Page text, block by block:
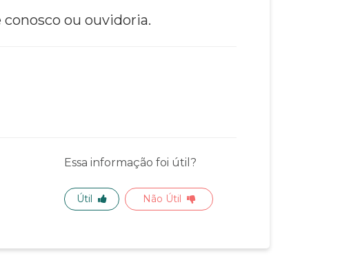
ou ouvidoria.
Essa informação foi útil?
Útil Não Útil